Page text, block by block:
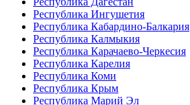
Республика Ингушетия
Республика Кабардино-Балкария
Республика Калмыкия
Республика Карачаево-Черкесия
Республика Карелия
Республика Коми
Республика Крым
Республика Марий Эл